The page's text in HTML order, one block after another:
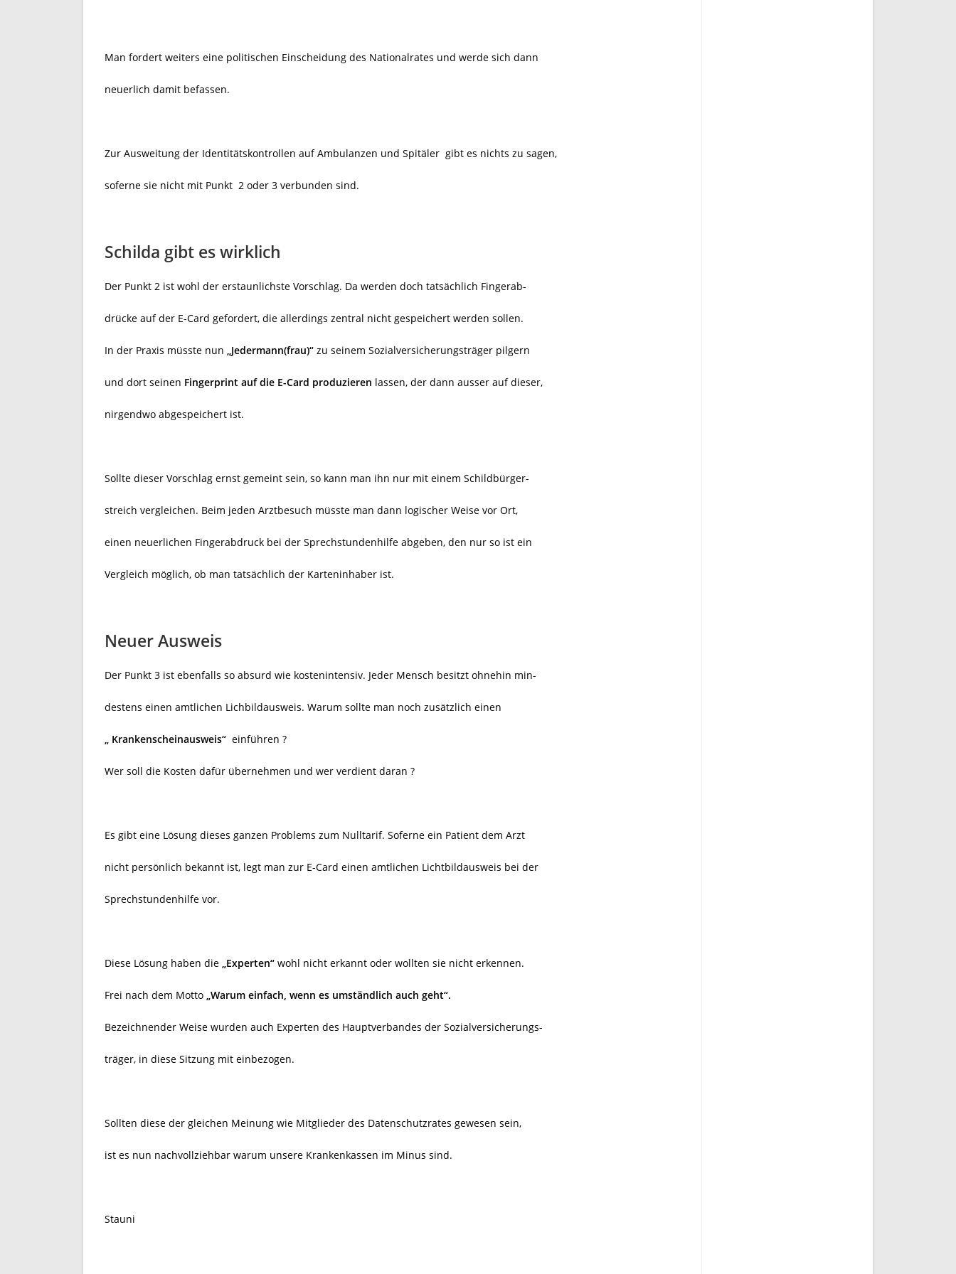
Man fordert weiters eine politischen Einscheidung des Nationalrates und werde sich dann
neuerlich damit befassen.
Zur Ausweitung der Identitätskontrollen auf Ambulanzen und Spitäler gibt es nichts zu sagen,
soferne sie nicht mit Punkt 2 oder 3 verbunden sind.
Schilda gibt es wirklich
Der Punkt 2 ist wohl der erstaunlichste Vorschlag. Da werden doch tatsächlich Fingerab-
drücke auf der E-Card gefordert, die allerdings zentral nicht gespeichert werden sollen.
In der Praxis müsste nun „Jedermann(frau)“ zu seinem Sozialversicherungsträger pilgern
und dort seinen Fingerprint auf die E-Card produzieren lassen, der dann ausser auf dieser,
nirgendwo abgespeichert ist.
Sollte dieser Vorschlag ernst gemeint sein, so kann man ihn nur mit einem Schildbürger-
streich vergleichen. Beim jeden Arztbesuch müsste man dann logischer Weise vor Ort,
einen neuerlichen Fingerabdruck bei der Sprechstundenhilfe abgeben, den nur so ist ein
Vergleich möglich, ob man tatsächlich der Karteninhaber ist.
Neuer Ausweis
Der Punkt 3 ist ebenfalls so absurd wie kostenintensiv. Jeder Mensch besitzt ohnehin min-
destens einen amtlichen Lichbildausweis. Warum sollte man noch zusätzlich einen
„ Krankenscheinausweis“ einführen ?
Wer soll die Kosten dafür übernehmen und wer verdient daran ?
Es gibt eine Lösung dieses ganzen Problems zum Nulltarif. Soferne ein Patient dem Arzt
nicht persönlich bekannt ist, legt man zur E-Card einen amtlichen Lichtbildausweis bei der
Sprechstundenhilfe vor.
Diese Lösung haben die „Experten“ wohl nicht erkannt oder wollten sie nicht erkennen.
Frei nach dem Motto „Warum einfach, wenn es umständlich auch geht“.
Bezeichnender Weise wurden auch Experten des Hauptverbandes der Sozialversicherungs-
träger, in diese Sitzung mit einbezogen.
Sollten diese der gleichen Meinung wie Mitglieder des Datenschutzrates gewesen sein,
ist es nun nachvollziehbar warum unsere Krankenkassen im Minus sind.
Stauni